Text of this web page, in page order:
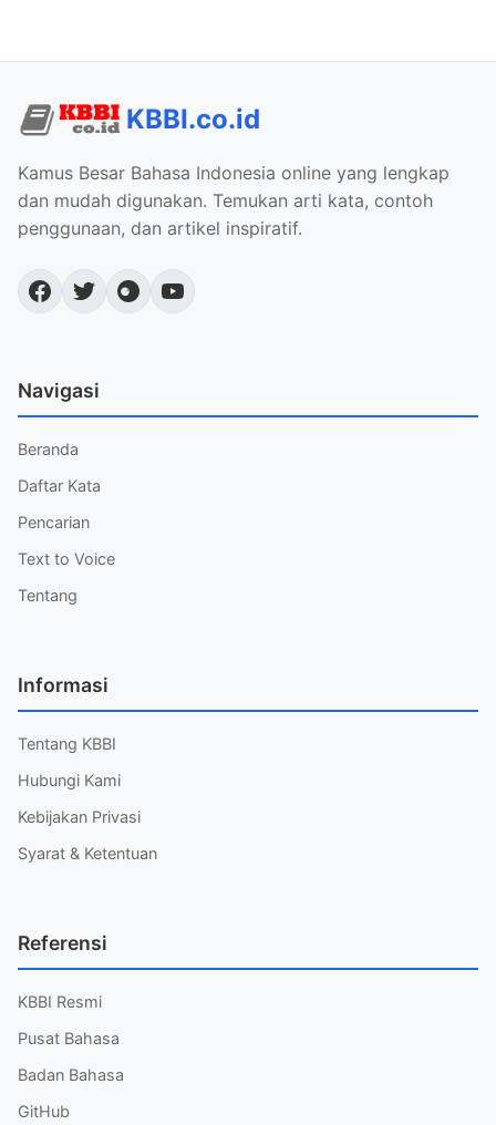
KBBI.co.id
Kamus Besar Bahasa Indonesia online yang lengkap
dan mudah digunakan. Temukan arti kata, contoh
penggunaan, dan artikel inspiratif.
Navigasi
Beranda
Daftar Kata
Pencarian
Text to Voice
Tentang
Informasi
Tentang KBBI
Hubungi Kami
Kebijakan Privasi
Syarat & Ketentuan
Referensi
KBBI Resmi
Pusat Bahasa
Badan Bahasa
GitHub